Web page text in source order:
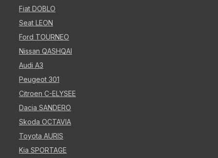
Fiat DOBLO
Seat LEON
Ford TOURNEO
Nissan QASHQAI
Audi A3
Peugeot 301
Citroen C-ELYSEE
Dacia SANDERO
Skoda OCTAVIA
Toyota AURIS
Kia SPORTAGE